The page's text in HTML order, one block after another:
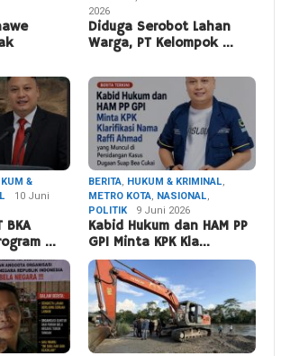
2026
Diduga Serobot Lahan
Warga, PT Kelompok …
&
10 Juni
BKA
…
BERITA, HUKUM & KRIMINAL,
METRO KOTA, NASIONAL,
POLITIK
9 Juni 2026
Kabid Hukum dan HAM PP
GPI Minta KPK Kla…